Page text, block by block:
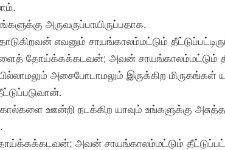
அருவருப்பாயிருப்பதாக.
எவனும் சாயங்காலம்மட்டும்
தோய்க்கக்கடவன்; அவன் சாயங்காலம்மட்டும்
அசைபோடாமலும் இருக்கிற மிருகங்கள்
ஊன்றி நடக்கிற யாவும் உங்களுக்கு
அவன் சாயங்காலம்மட்டும்